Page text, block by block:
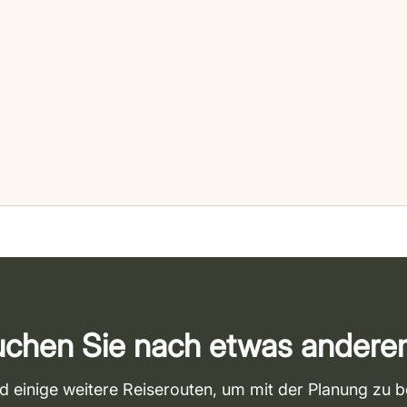
Sie nach etwas
einige weitere Reiserouten, um mit der Planung zu